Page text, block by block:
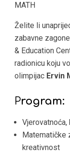
MATH
Želite li
zabavne
& Education
radionicu koju
olimpijac Ervin
Program:
Matematičke
kreativnost